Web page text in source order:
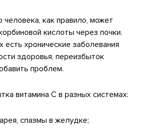
как правило, может
кислоты через почки.
хронические заболевания
здоровья, переизбыток
проблем.
витамина C в разных системах:
спазмы в желудке;